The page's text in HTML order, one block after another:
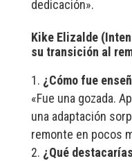
dedicación».
Kike Elizalde
su transición al
¿Cómo fue
«Fue una gozada.
una adaptación
remonte en pocos
¿Qué